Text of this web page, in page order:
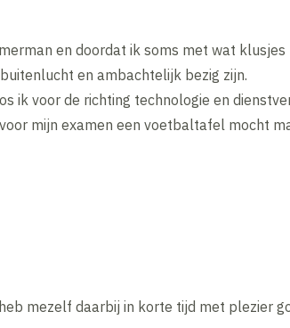
en doordat ik soms met wat
en ambachtelijk bezig zijn.
ik voor de richting technologie en
mijn examen een voetbaltafel mocht
mezelf daarbij in korte tijd met plezier